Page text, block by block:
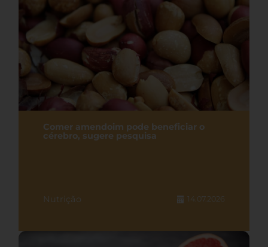
Comer amendoim pode beneficiar o
cérebro, sugere pesquisa
Nutrição 14.07.2026